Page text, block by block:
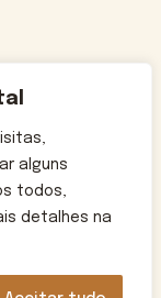
alguns
todos,
detalhes na